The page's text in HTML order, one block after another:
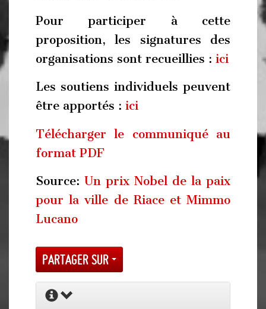
Pour participer à cette
proposition, les signatures des
organisations sont recueillies : ici
Les soutiens individuels peuvent
être apportés : ici
Télécharger le communiqué au
format PDF
Source: Un prix Nobel de la paix
pour la ville de Riace et Mimmo
Lucano
Partager sur